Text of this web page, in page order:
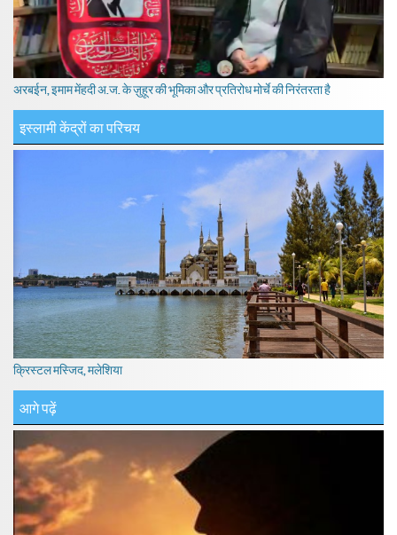
अरबईन, इमाम मेंहदी अ.ज. के ज़ुहूर की भूमिका और प्रतिरोध मोर्चे की निरंतरता है
इस्लामी केंद्रों का परिचय
क्रिस्टल मस्जिद, मलेशिया
आगे पढ़ें